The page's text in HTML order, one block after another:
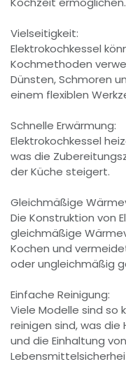
Vielseitigkeit:
Elektrokochkessel
Kochmethoden
Dünsten, Schmoren
einem flexiblen
Schnelle Erwärmung:
Elektrokochkessel
was die
der Küche steigert.
Gleichmäßige
Die Konstruktion von
gleichmäßige
Kochen und
oder ungleichmäßig
Einfache Reinigung:
Viele Modelle sind so
reinigen sind, was die
und die Einhaltung von